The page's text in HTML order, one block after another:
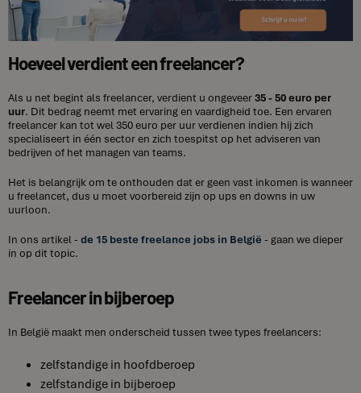
Hoeveel verdient een freelancer?
Als u net begint als freelancer, verdient u ongeveer35 - 50 euro per
uur. Dit bedrag neemt met ervaring en vaardigheid toe. Een ervaren
freelancer kan tot wel 350 euro per uur verdienen indien hij zich
specialiseert in één sector en zich toespitst op het adviseren van
bedrijven of het managen van teams.
Het is belangrijk om te onthouden dat er geen vast inkomen is wanneer
u freelancet, dus u moet voorbereid zijn op ups en downs in uw
uurloon.
In ons artikel - de 15 beste freelance jobs in België - gaan we dieper
in op dit topic.
Freelancer in bijberoep
In België maakt men onderscheid tussen twee types freelancers:
zelfstandige in hoofdberoep
zelfstandige in bijberoep